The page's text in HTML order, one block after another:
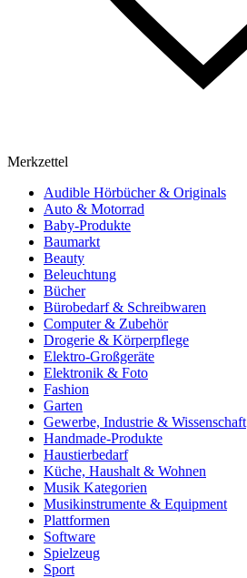
Merkzettel
Audible Hörbücher & Originals
Auto & Motorrad
Baby-Produkte
Baumarkt
Beauty
Beleuchtung
Bücher
Bürobedarf & Schreibwaren
Computer & Zubehör
Drogerie & Körperpflege
Elektro-Großgeräte
Elektronik & Foto
Fashion
Garten
Gewerbe, Industrie & Wissenschaft
Handmade-Produkte
Haustierbedarf
Küche, Haushalt & Wohnen
Musik Kategorien
Musikinstrumente & Equipment
Plattformen
Software
Spielzeug
Sport